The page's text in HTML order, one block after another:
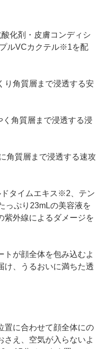
化剤・皮膚コンディシ
ルVCカクテル※1を配
り角質層まで浸透する安
質層まで浸透する浸
層まで浸透する速攻
タイムエキス※2、テン
っぷり23mLの美容液を
紫外線によるダメージを
が顔全体を包み込むよ
け、うるおいに満ちた透
置に合わせて顔全体にの
さえ、空気が入らないよ